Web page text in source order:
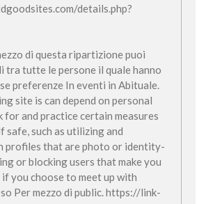
details.php?
di questa ripartizione puoi
tra tutte le persone il quale hanno
preferenze In eventi in Abituale.
site is can depend on personal
for and practice certain measures
safe, such as utilizing and
profiles that are photo or identity-
or blocking users that make you
you choose to meet up with
Per mezzo di public. https://link-